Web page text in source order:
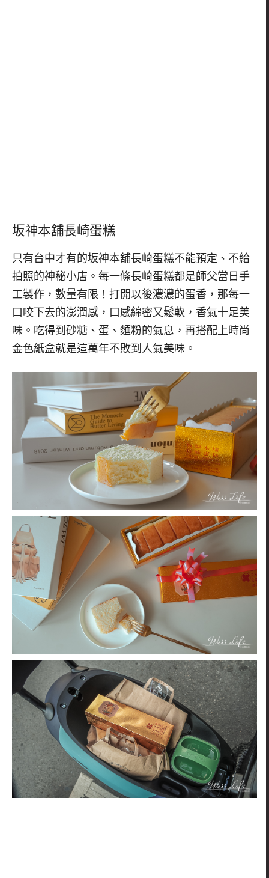
坂神本舖長崎蛋糕
只有台中才有的坂神本舖長崎蛋糕不能預定、不給
拍照的神秘小店。每一條長崎蛋糕都是師父當日手
工製作，數量有限！打開以後濃濃的蛋香，那每一
口咬下去的澎潤感，口感綿密又鬆軟，香氣十足美
味。吃得到砂糖、蛋、麵粉的氣息，再搭配上時尚
金色紙盒就是這萬年不敗到人氣美味。